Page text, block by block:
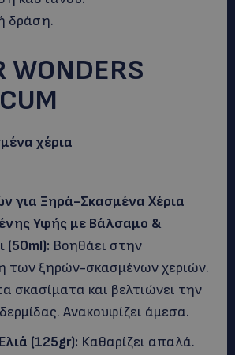
δράση.
WONDERS
χέρια
για Ξηρά-Σκασμένα Χέρια
Υφής με Βάλσαμο &
(50ml): Βοηθάει στην
των ξηρών-σκασμένων χεριών.
σκασίματα και βελτιώνει την
Ανακουφίζει άμεσα.
(125gr): Καθαρίζει απαλά.